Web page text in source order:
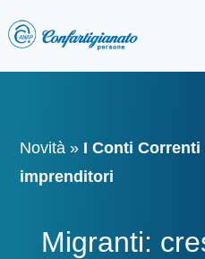
Novità » I Conti
imprenditori
Migranti: